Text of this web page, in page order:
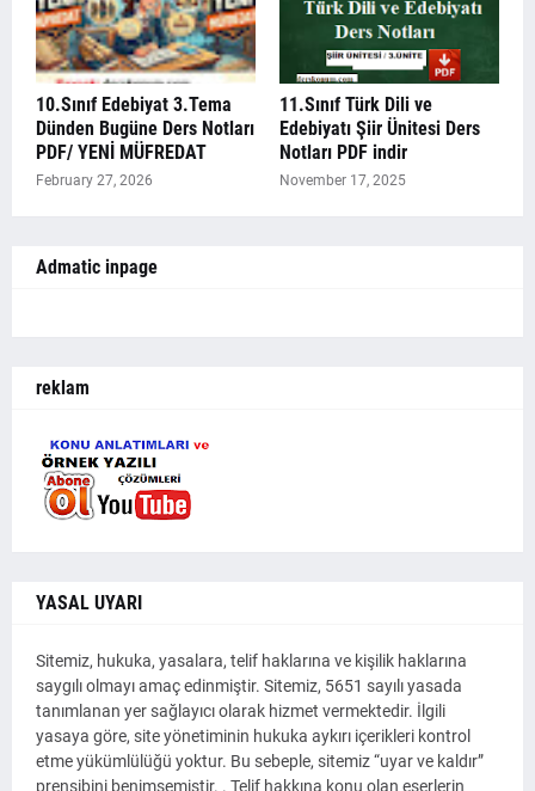
10.Sınıf Edebiyat 3.Tema
Dünden Bugüne Ders Notları
PDF/ YENİ MÜFREDAT
February 27, 2026
11.Sınıf Türk Dili ve
Edebiyatı Şiir Ünitesi Ders
Notları PDF indir
November 17, 2025
Admatic inpage
reklam
YASAL UYARI
Sitemiz, hukuka, yasalara, telif haklarına ve kişilik haklarına
saygılı olmayı amaç edinmiştir. Sitemiz, 5651 sayılı yasada
tanımlanan yer sağlayıcı olarak hizmet vermektedir. İlgili
yasaya göre, site yönetiminin hukuka aykırı içerikleri kontrol
etme yükümlülüğü yoktur. Bu sebeple, sitemiz “uyar ve kaldır”
prensibini benimsemiştir. . Telif hakkına konu olan eserlerin